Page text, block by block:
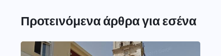
Προτεινόμενα άρθρα για εσένα